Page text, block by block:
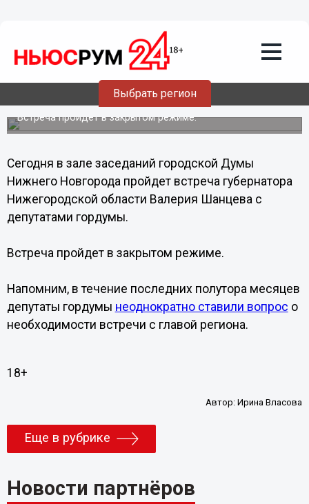
Выбрать регион
16.12.201312:48
Валерий Шанцев встретится с
депутатами гордумы
Встреча пройдет в закрытом режиме.
Сегодня в зале заседаний городской Думы
Нижнего Новгорода пройдет встреча губернатора
Нижегородской области Валерия Шанцева с
депутатами гордумы.
Встреча пройдет в закрытом режиме.
Напомним, в течение последних полутора месяцев
депутаты гордумы неоднократно ставили вопрос о
необходимости встречи с главой региона.
18+
Автор:Ирина Власова
Еще в рубрике
Новости партнёров